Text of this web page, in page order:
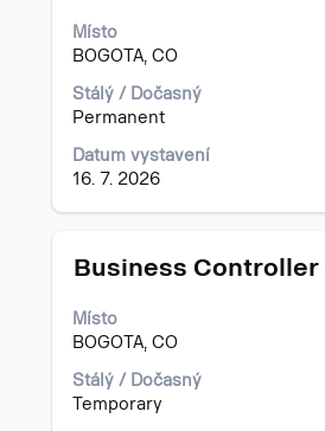
Místo
BOGOTA, CO
Stálý / Dočasný
Permanent
Datum vystavení
16. 7. 2026
zobrazení
veškerých
informací
o
profesi.
Titul
Business Controller
Místo
BOGOTA, CO
Stálý / Dočasný
Temporary
Vyberte
zobrazení
veškerých
informací
o
profesi.